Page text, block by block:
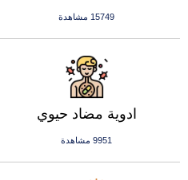
15749 مشاهدة
ادوية مضاد حيوي
9951 مشاهدة